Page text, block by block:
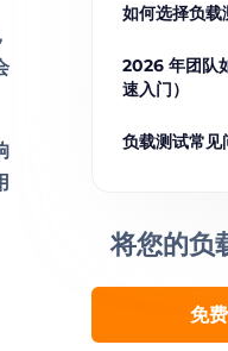
如何选择负载
2026 年团队
速入门）
负载测试常见
将您的负
免